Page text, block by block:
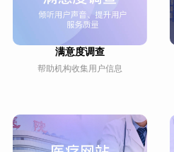
满意度调查
帮助机构收集用户信息